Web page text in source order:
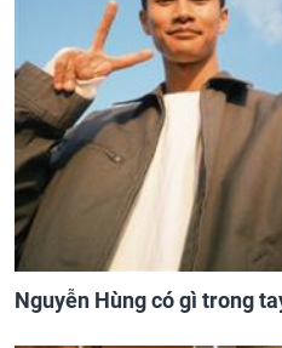
Nguyễn Hùng có gì trong